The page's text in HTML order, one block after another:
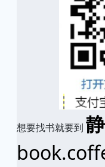
想要找书就要到